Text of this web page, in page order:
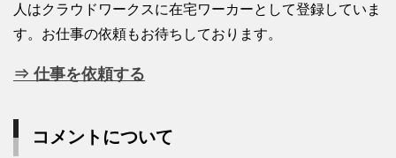
人はクラウドワークスに在宅ワーカーとして登録していま
す。お仕事の依頼もお待ちしております。
⇒ 仕事を依頼する
コメントについて